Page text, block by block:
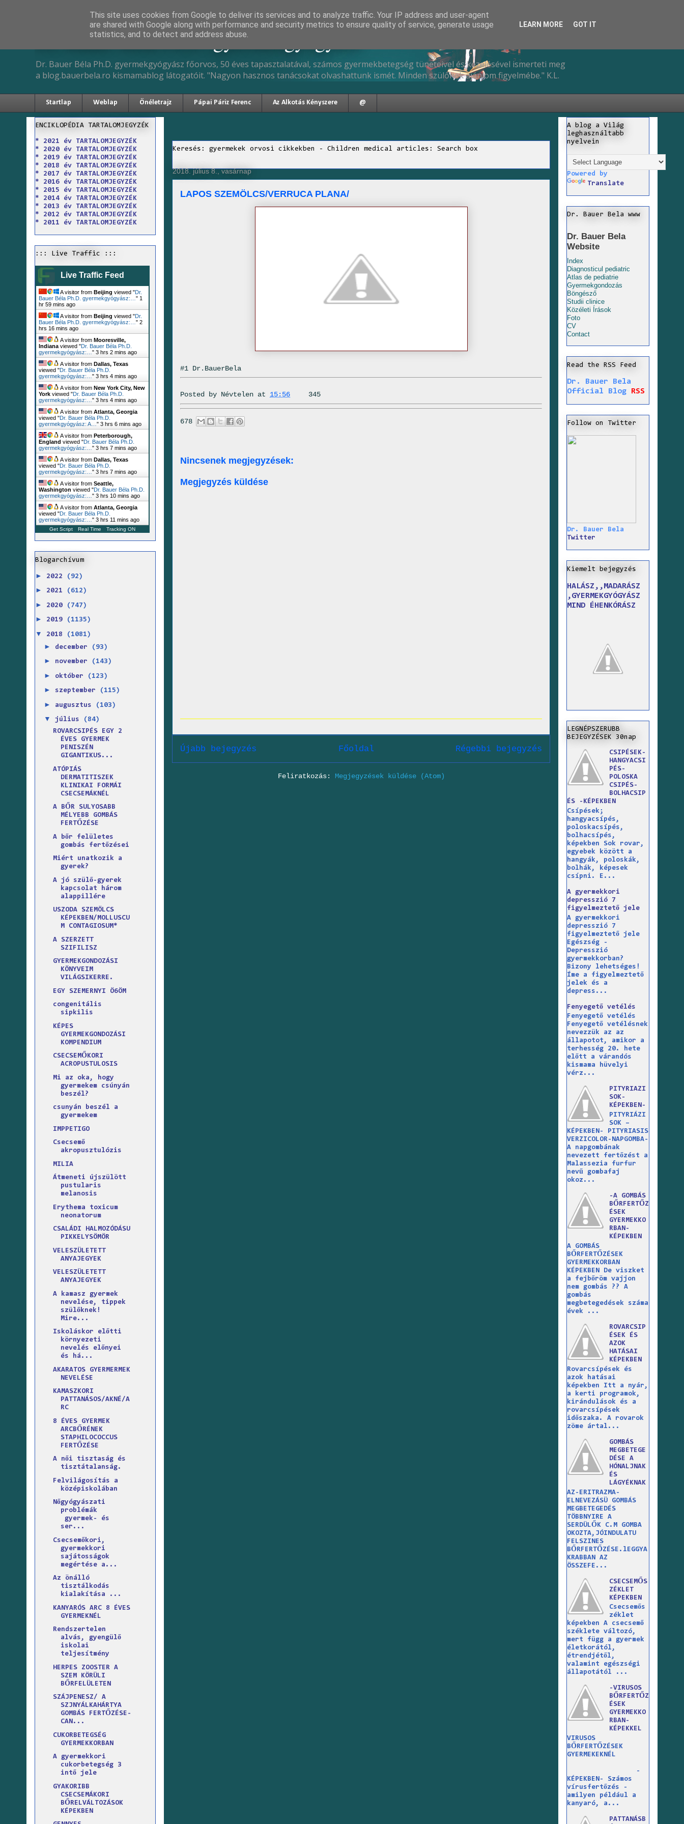
Dr. Bauer Béla Ph.D. gyermekgyógyász
Dr. Bauer Béla Ph.D. gyermekgyógyász főorvos, 50 éves tapasztalatával, számos gyermekbetegség tüneteivel és kezelésével ismerteti meg
a blog.bauerbela.ro kismamablog látogatóit. "Nagyon hasznos tanácsokat olvashattunk ismét. Minden szülőnek ajánlom figyelmébe." K.L.
Startlap Weblap Önéletrajz Pápai Páriz Ferenc Az Alkotás Kényszere @
Keresés: gyermekek orvosi cikkekben - Children medical articles: Search box
2018. július 8., vasárnap
LAPOS SZEMÖLCS/VERRUCA PLANA/
#1 Dr.BauerBela
Posted by Névtelen at 15:56 345
678
Nincsenek megjegyzések:
Megjegyzés küldése
Újabb bejegyzés Régebbi bejegyzés
Főoldal
Feliratkozás: Megjegyzések küldése (Atom)
ENCIKLOPÉDIA TARTALOMJEGYZÉK
* 2021 év TARTALOMJEGYZÉK
* 2020 év TARTALOMJEGYZÉK
* 2019 év TARTALOMJEGYZÉK
* 2018 év TARTALOMJEGYZÉK
* 2017 év TARTALOMJEGYZÉK
* 2016 év TARTALOMJEGYZÉK
* 2015 év TARTALOMJEGYZÉK
* 2014 év TARTALOMJEGYZÉK
* 2013 év TARTALOMJEGYZÉK
* 2012 év TARTALOMJEGYZÉK
* 2011 év TARTALOMJEGYZÉK
::: Live Traffic :::
Live Traffic Feed
A visitor from Beijing viewed "Dr.
Bauer Béla Ph.D. gyermekgyógyász:… " 1
hr 59 mins ago
A visitor from Beijing viewed "Dr.
Bauer Béla Ph.D. gyermekgyógyász:… " 2
hrs 16 mins ago
A visitor from Mooresville,
Indiana viewed "Dr. Bauer Béla Ph.D.
gyermekgyógyász:… " 3 hrs 2 mins ago
A visitor from Dallas, Texas
viewed "Dr. Bauer Béla Ph.D.
gyermekgyógyász:… " 3 hrs 4 mins ago
A visitor from New York City, New
York viewed "Dr. Bauer Béla Ph.D.
gyermekgyógyász:… " 3 hrs 4 mins ago
A visitor from Atlanta, Georgia
viewed "Dr. Bauer Béla Ph.D.
gyermekgyógyász: A… " 3 hrs 6 mins ago
A visitor from Peterborough,
England viewed "Dr. Bauer Béla Ph.D.
gyermekgyógyász:… " 3 hrs 7 mins ago
A visitor from Dallas, Texas
viewed "Dr. Bauer Béla Ph.D.
gyermekgyógyász:… " 3 hrs 7 mins ago
A visitor from Seattle,
Washington viewed "Dr. Bauer Béla Ph.D.
gyermekgyógyász:… " 3 hrs 10 mins ago
A visitor from Atlanta, Georgia
viewed "Dr. Bauer Béla Ph.D.
gyermekgyógyász:… " 3 hrs 11 mins ago
Get Script Real Time Tracking ON
Blogarchívum
► 2022 (92)
► 2021 (612)
► 2020 (747)
► 2019 (1135)
▼ 2018 (1081)
► december (93)
► november (143)
► október (123)
► szeptember (115)
► augusztus (103)
▼ július
(84)
ROVARCSIPÉS EGY 2
ÉVES GYERMEK
PENISZÉN
GIGANTIKUS...
ATÓPIÁS
DERMATITISZEK
KLINIKAI FORMÁI
CSECSEMÁKNÉL
A BŐR SULYOSABB
MÉLYEBB GOMBÁS
FERTŐZÉSE
A bőr felületes
gombás fertőzései
Miért unatkozik a
gyerek?
A jó szülő-gyerek
kapcsolat három
alappillére
USZODA SZEMÖLCS
KÉPEKBEN/MOLLUSCU
M CONTAGIOSUM*
A SZERZETT
SZIFILISZ
GYERMEKGONDOZÁSI
KÖNYVEIM
VILÁGSIKERRE.
EGY SZEMERNYI Ö6ÖM
congenitális
sipkilis
KÉPES
GYERMEKGONDOZÁSI
KOMPENDIUM
CSECSEMŐKORI
ACROPUSTULOSIS
Mi az oka, hogy
gyermekem csúnyán
beszél?
csunyán beszél a
gyermekem
IMPPETIGO
Csecsemő
akropusztulózis
MILIA
Átmeneti újszülött
pustularis
melanosis
Erythema toxicum
neonatorum
CSALÁDI HALMOZÓDÁSU
PIKKELYSÖMÖR
VELESZÜLETETT
ANYAJEGYEK
VELESZÜLETETT
ANYAJEGYEK
A kamasz gyermek
nevelése, tippek
szülőknek!
Mire...
Iskoláskor előtti
környezeti
nevelés előnyei
és há...
AKARATOS GYERMERMEK
NEVELÉSE
KAMASZKORI
PATTANÁSOS/AKNÉ/A
RC
8 ÉVES GYERMEK
ARCBŐRÉNEK
STAPHILOCOCCUS
FERTŐZÉSE
A női tisztaság és
tisztátalanság.
Felvilágosítás a
középiskolában
Nőgyógyászati
problémák
gyermek- és
ser...
Csecsemőkori,
gyermekkori
sajátosságok
megértése a...
Az önálló
tisztálkodás
kialakítása ...
KANYARÓS ARC 8 ÉVES
GYERMEKNÉL
Rendszertelen
alvás, gyengülő
iskolai
teljesítmény
HERPES ZOOSTER A
SZEM KÖRÜLI
BŐRFELÜLETEN
SZÁJPENESZ/ A
SZJNYÁLKAHÁRTYA
GOMBÁS FERTŐZÉSE-
CAN...
CUKORBETEGSÉG
GYERMEKKORBAN
A gyermekkori
cukorbetegség 3
intő jele
GYAKORIBB
CSECSEMÁKORI
BŐRELVÁLTOZÁSOK
KÉPEKBEN
A blog a Világ
leghasználtabb
nyelvein
Powered by
Translate
Dr. Bauer Bela www
Dr. Bauer Bela
Website
Index
Diagnosticul pediatric
Atlas de pediatrie
Gyermekgondozás
Böngésző
Studii clinice
Közéleti Írások
Foto
CV
Contact
Read the RSS Feed
Dr. Bauer Bela
Official Blog
RSS
Follow on Twitter
Dr. Bauer Bela
Twitter
Kiemelt bejegyzés
HALÁSZ,,MADARÁSZ
,GYERMEKGYÓGYÁSZ
MIND ÉHENKÓRÁSZ
LEGNÉPSZERUBB
BEJEGYZÉSEK 30nap
CSIPÉSEK-
HANGYACSI
PÉS-
POLOSKA
CSIPÉS-
BOLHACSIP
ÉS -KÉPEKBEN
Csípések;
hangyacsípés,
poloskacsípés,
bolhacsípés,
képekben Sok rovar,
egyebek között a
hangyák, poloskák,
bolhák, képesek
csípni. E...
A gyermekkori
depresszió 7
figyelmeztető jele
A gyermekkori
depresszió 7
figyelmeztető jele
Egészség -
Depresszió
gyermekkorban?
Bizony lehetséges!
Íme a figyelmeztető
jelek és a
depress...
Fenyegető vetélés
Fenyegető vetélés
Fenyegető vetélésnek
nevezzük az az
állapotot, amikor a
terhesség 20. hete
előtt a várandós
kismama hüvelyi
vérz...
PITYRIAZI
SOK-
KÉPEKBEN-
PITYRIÁZI
SOK –
KÉPEKBEN- PITYRIASIS
VERZICOLOR-NAPGOMBA-
A napgombának
nevezett fertőzést a
Malassezia furfur
nevű gombafaj
okoz...
-A GOMBÁS
BŐRFERTŐZ
ÉSEK
GYERMEKKO
RBAN-
KÉPEKBEN
A GOMBÁS
BŐRFERTŐZÉSEK
GYERMEKKORBAN
KÉPEKBEN De viszket
a fejbőröm vajjon
nem gombás ?? A
gombás
megbetegedések száma
évek ...
ROVARCSIP
ÉSEK ÉS
AZOK
HATÁSAI
KÉPEKBEN
Rovarcsípések és
azok hatásai
képekben Itt a nyár,
a kerti programok,
kirándulások és a
rovarcsípések
időszaka. A rovarok
zöme ártal...
GOMBÁS
MEGBETEGE
DÉSE A
HÓNALJNAK
ÉS
LÁGYÉKNAK
AZ-ERITRAZMA-
ELNEVEZÁSÜ GOMBÁS
MEGBETEGEDÉS
TÖBBNYIRE A
SERDÜLŐK C.M GOMBA
OKOZTA,JÓINDULATU
FELSZINES
BŐRFERTŐZÉSE.lEGGYA
KRABBAN AZ
ÖSSZEFE...
CSECSEMŐS
ZÉKLET
KÉPEKBEN
Csecsemős
zéklet
képekben A csecsemő
széklete változó,
mert függ a gyermek
életkorától,
étrendjétől,
valamint egészségi
állapotától ...
-VIRUSOS
BŐRFERTŐZ
ÉSEK
GYERMEKKO
RBAN-
KÉPEKKEL
VIRUSOS
BŐRFERTŐZÉSEK
GYERMEKEKNÉL
-
KÉPEKBEN- Számos
vírusfertőzés -
amilyen például a
kanyaró, a...
PATTANÁSB
This site uses cookies from Google to deliver its services and to analyze traffic. Your IP address and user-agent
are shared with Google along with performance and security metrics to ensure quality of service, generate usage
statistics, and to detect and address abuse.
LEARN MORE GOT IT